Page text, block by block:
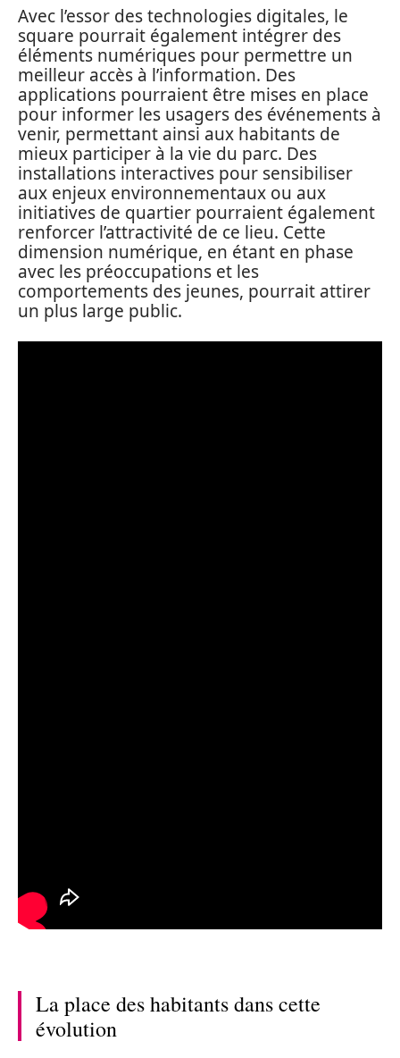
Avec l’essor des technologies digitales, le
square pourrait également intégrer des
éléments numériques pour permettre un
meilleur accès à l’information. Des
applications pourraient être mises en place
pour informer les usagers des événements à
venir, permettant ainsi aux habitants de
mieux participer à la vie du parc. Des
installations interactives pour sensibiliser
aux enjeux environnementaux ou aux
initiatives de quartier pourraient également
renforcer l’attractivité de ce lieu. Cette
dimension numérique, en étant en phase
avec les préoccupations et les
comportements des jeunes, pourrait attirer
un plus large public.
La place des habitants dans cette
évolution